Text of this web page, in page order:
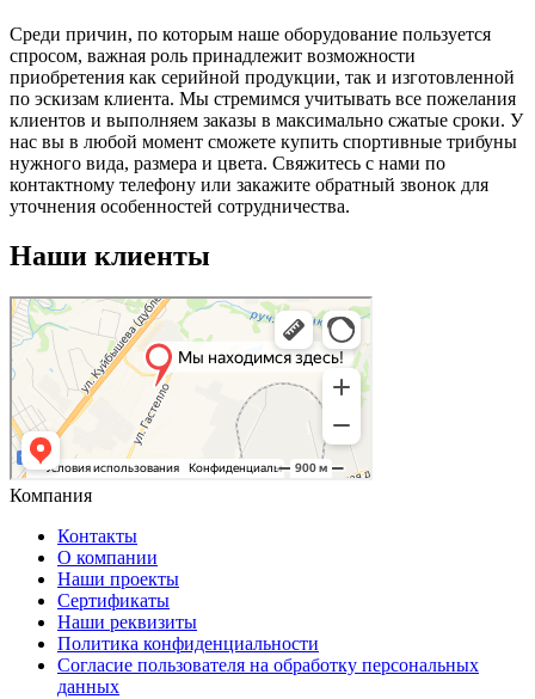
Среди причин, по которым наше оборудование пользуется
спросом, важная роль принадлежит возможности
приобретения как серийной продукции, так и изготовленной
по эскизам клиента. Мы стремимся учитывать все пожелания
клиентов и выполняем заказы в максимально сжатые сроки. У
нас вы в любой момент сможете купить спортивные трибуны
нужного вида, размера и цвета. Свяжитесь с нами по
контактному телефону или закажите обратный звонок для
уточнения особенностей сотрудничества.
Наши клиенты
Компания
Контакты
О компании
Наши проекты
Сертификаты
Наши реквизиты
Политика конфиденциальности
Согласие пользователя на обработку персональных
данных